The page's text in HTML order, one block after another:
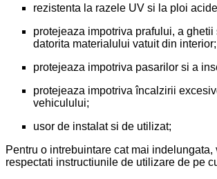
rezistenta la razele UV si la ploi
protejeaza impotriva prafului, a ghetii
datorita materialului vatuit din interior;
protejeaza impotriva pasarilor si a
protejeaza impotriva încalzirii
vehiculului;
usor de instalat si de utilizat;
Pentru o intrebuintare cat mai indelungata,
respectati instructiunile de utilizare de pe